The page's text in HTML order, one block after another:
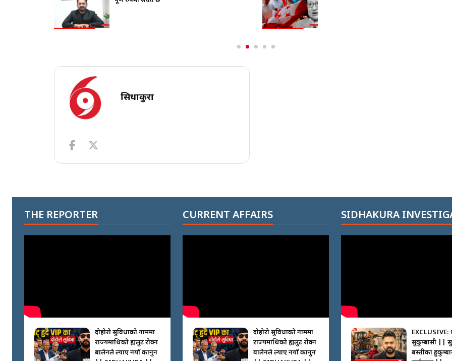
सिधाकुरा
THE REPORTER
दोहोरो सुविधाको नाममा
राज्यमाथिको ब्रह्मलुट रोक्न
बालेनले ल्याए नयाँ कानुन
CURRENT AFFAIRS
दोहोरो सुविधाको नाममा
राज्यमाथिको ब्रह्मलुट रोक्न
बालेनले ल्याए नयाँ कानुन
SIDHAKURA
EXCLUSIVE:
सुकुम्बासी ||
बस्तीका